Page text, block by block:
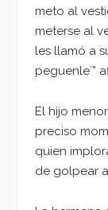
meto al
meterse al
les llamó a
peguenle´”
El hijo
preciso
quien
de golpear